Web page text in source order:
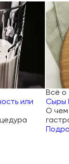
или
Всё о
Сыры
О чем